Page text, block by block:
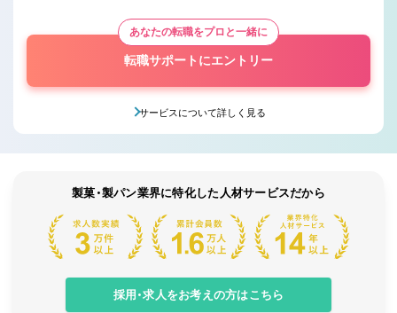
あなたの転職をプロと一緒に
転職サポートにエントリー
サービスについて詳しく見る
製菓・製パン業界に特化した人材サービスだから
採用・求人をお考えの方はこちら